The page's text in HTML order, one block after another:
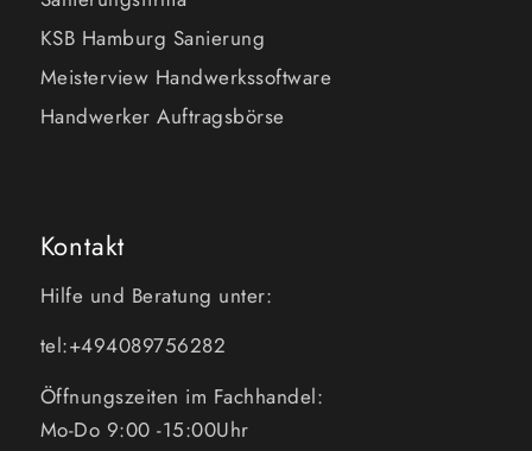
KSB Hamburg Sanierung
Meisterview Handwerkssoftware
Handwerker Auftragsbörse
Kontakt
Hilfe und Beratung unter:
tel:+494089756282
Öffnungszeiten im Fachhandel:
Mo-Do 9:00 -15:00Uhr